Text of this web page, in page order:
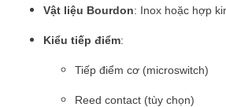
Vật liệu Bourdon: Inox hoặc hợp
Kiểu tiếp điểm:
Tiếp điểm cơ (microswitch)
Reed contact (tùy chọn)